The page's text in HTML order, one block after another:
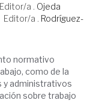
Editor/a . Ojeda
Editor/a . Rodríguez-
normativo
como de la
y administrativos
sobre trabajo